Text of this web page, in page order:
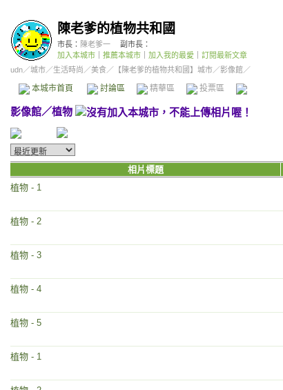
陳老爹的植物共和國
市長： 陳老爹一
副市長：
加入本城市
推薦本城市 加入我的最愛
訂閱最新文章
udn／城市／生活時尚 ／美食／ 【陳老爹的植物共和國】城市／影像館／
本城市首頁 討論區 精華區 投票區 影像館
影像館／植物
相片標題
植物 - 1
植物 - 2
植物 - 3
植物 - 4
植物 - 5
植物 - 1